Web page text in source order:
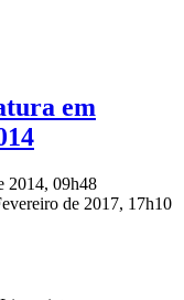
em
2014, 09h48
de 2017, 17h10